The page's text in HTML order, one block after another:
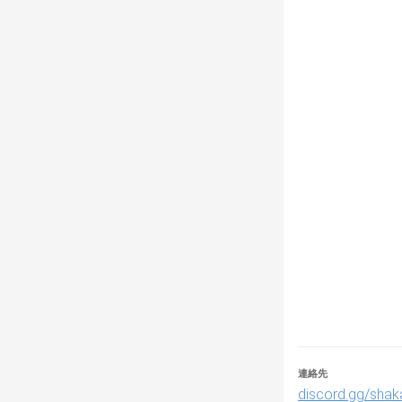
対戦形式：
連絡先
discord.gg/